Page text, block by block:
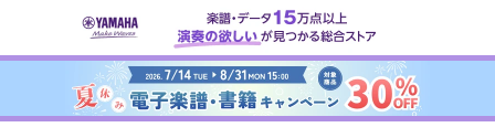
ンツに
カ